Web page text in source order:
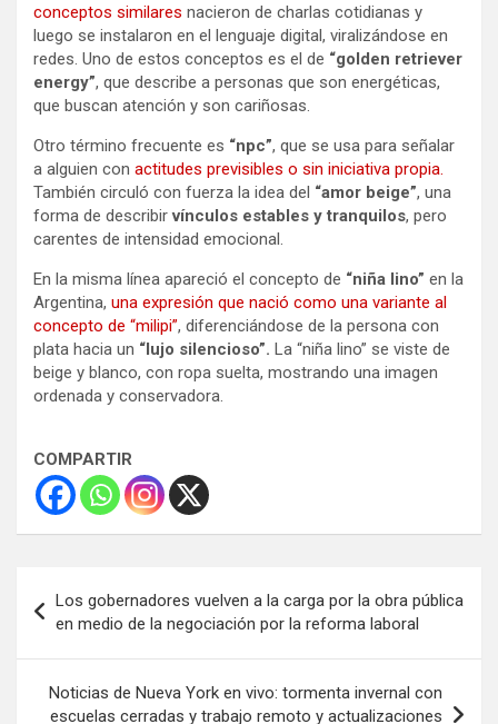
conceptos similares nacieron de charlas cotidianas y
luego se instalaron en el lenguaje digital, viralizándose en
redes. Uno de estos conceptos es el de “golden retriever
energy”, que describe a personas que son energéticas,
que buscan atención y son cariñosas.
Otro término frecuente es “npc”, que se usa para señalar
a alguien con actitudes previsibles o sin iniciativa propia.
También circuló con fuerza la idea del “amor beige”, una
forma de describirvínculos estables y tranquilos, pero
carentes de intensidad emocional.
En la misma línea apareció el concepto de “niña lino” en la
Argentina, una expresión que nació como una variante al
concepto de “milipi”, diferenciándose de la persona con
plata hacia un “lujo silencioso”. La “niña lino” se viste de
beige y blanco, con ropa suelta, mostrando una imagen
ordenada y conservadora.
COMPARTIR
de
entradas
Los gobernadores vuelven a la carga por la obra pública
en medio de la negociación por la reforma laboral
Noticias de Nueva York en vivo: tormenta invernal con
escuelas cerradas y trabajo remoto y actualizaciones